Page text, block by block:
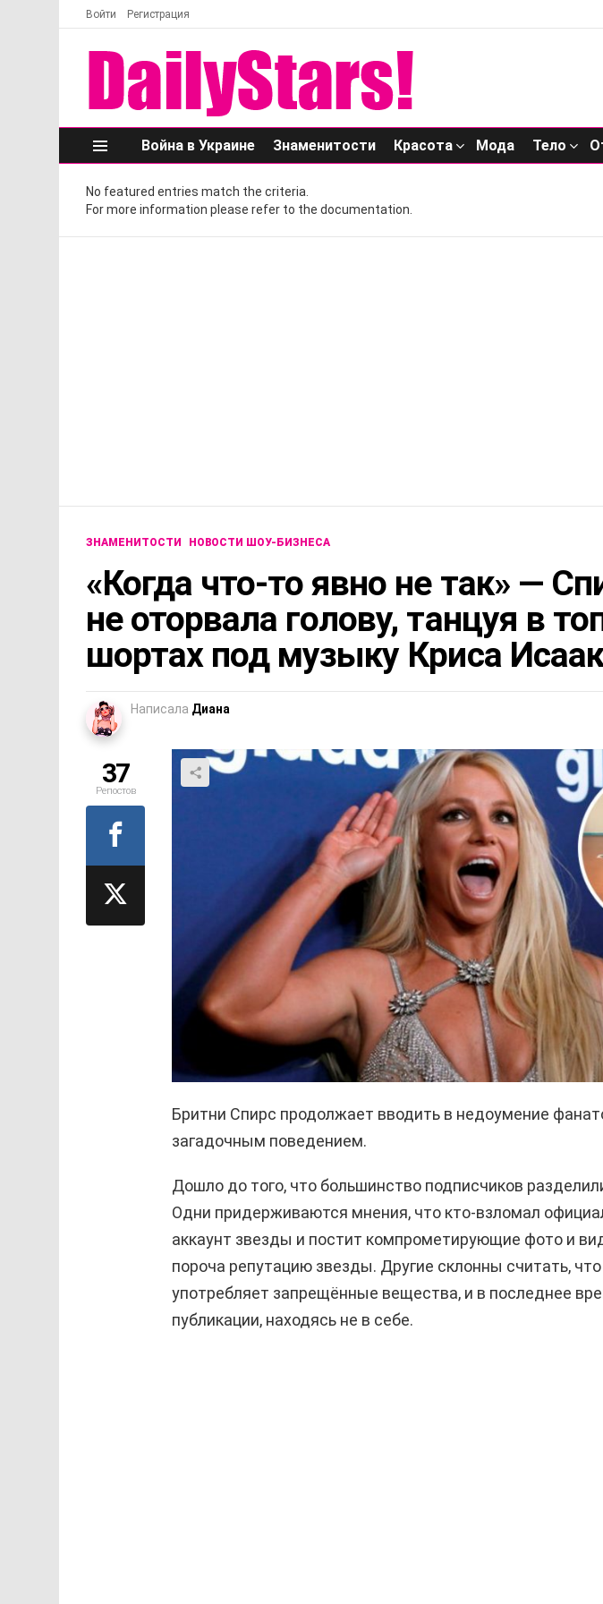
Войти Регистрация
Меню
Война в Украине Знаменитости Красота Мода Тело
No featured entries match the criteria.
For more information please refer to the documentation.
ЗНАМЕНИТОСТИ НОВОСТИ ШОУ-БИЗНЕСА
«Когда что-то явно не так» —
не оторвала голову, танцуя в
шортах под музыку Криса
Написала Диана
Бритни Спирс продолжает вводить в недоумение
загадочным поведением.
Дошло до того, что большинство подписчиков
Одни придерживаются мнения, что кто-взломал
аккаунт звезды и постит компрометирующие фото и
пороча репутацию звезды. Другие склонны считать,
употребляет запрещённые вещества, и в последнее
публикации, находясь не в себе.
37
Репостов